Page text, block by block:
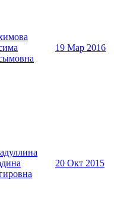
19 Мар 2016
20 Окт 2015